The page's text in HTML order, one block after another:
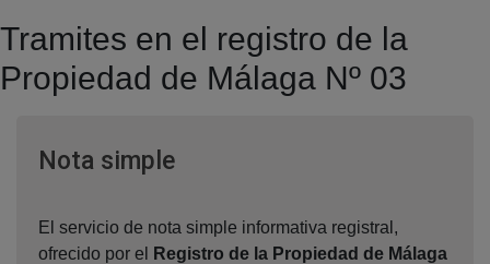
Tramites en el registro de la
Propiedad de Málaga Nº 03
Nota simpleVentana nueva
El servicio de nota simple informativa registral,
ofrecido por el
Registro de la Propiedad de Málaga